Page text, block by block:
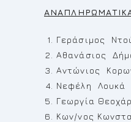
Γεράσιμος
Αθανάσιος
Αντώνιος
Νεφέλη Λουκά
Γεωργία
Κων/νος